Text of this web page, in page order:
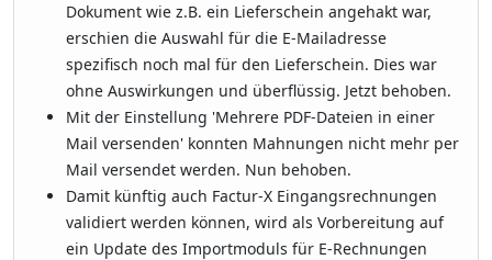
Dokument wie z.B. ein Lieferschein angehakt war,
erschien die Auswahl für die E-Mailadresse
spezifisch noch mal für den Lieferschein. Dies war
ohne Auswirkungen und überflüssig. Jetzt behoben.
Mit der Einstellung 'Mehrere PDF-Dateien in einer
Mail versenden' konnten Mahnungen nicht mehr per
Mail versendet werden. Nun behoben.
Damit künftig auch Factur-X Eingangsrechnungen
validiert werden können, wird als Vorbereitung auf
ein Update des Importmoduls für E-Rechnungen